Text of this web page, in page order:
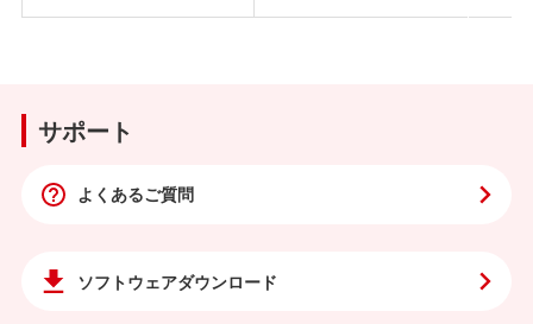
サポート
よくあるご質問
ソフトウェアダウンロード